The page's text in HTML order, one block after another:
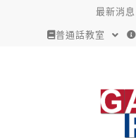
最新消息
普通話教室